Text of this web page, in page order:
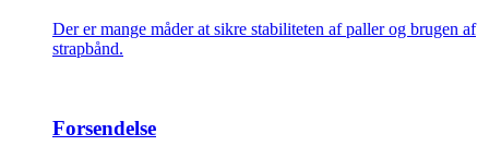
Der er mange måder at sikre stabiliteten af paller og brugen af
strapbånd.
Forsendelse